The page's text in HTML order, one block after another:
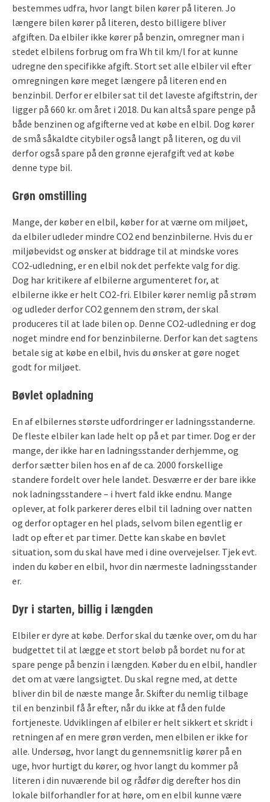
bestemmes udfra, hvor langt bilen kører på literen. Jo
længere bilen kører på literen, desto billigere bliver
afgiften. Da elbiler ikke kører på benzin, omregner man i
stedet elbilens forbrug om fra Wh til km/l for at kunne
udregne den specifikke afgift. Stort set alle elbiler vil efter
omregningen køre meget længere på literen end en
benzinbil. Derfor er elbiler sat til det laveste afgiftstrin, der
ligger på 660 kr. om året i 2018. Du kan altså spare penge på
både benzinen og afgifterne ved at købe en elbil. Dog kører
de små såkaldte citybiler også langt på literen, og du vil
derfor også spare på den grønne ejerafgift ved at købe
denne type bil.
Grøn omstilling
Mange, der køber en elbil, køber for at værne om miljøet,
da elbiler udleder mindre CO2 end benzinbilerne. Hvis du er
miljøbevidst og ønsker at biddrage til at mindske vores
CO2-udledning, er en elbil nok det perfekte valg for dig.
Dog har kritikere af elbilerne argumenteret for, at
elbilerne ikke er helt CO2-fri. Elbiler kører nemlig på strøm
og udleder derfor CO2 gennem den strøm, der skal
produceres til at lade bilen op. Denne CO2-udledning er dog
noget mindre end for benzinbilerne. Derfor kan det sagtens
betale sig at købe en elbil, hvis du ønsker at gøre noget
godt for miljøet.
Bøvlet opladning
En af elbilernes største udfordringer er ladningsstanderne.
De fleste elbiler kan lade helt op på et par timer. Dog er der
mange, der ikke har en ladningsstander derhjemme, og
derfor sætter bilen hos en af de ca. 2000 forskellige
standere fordelt over hele landet. Desværre er der bare ikke
nok ladningsstandere – i hvert fald ikke endnu. Mange
oplever, at folk parkerer deres elbil til ladning over natten
og derfor optager en hel plads, selvom bilen egentlig er
ladt op efter et par timer. Dette kan skabe en bøvlet
situation, som du skal have med i dine overvejelser. Tjek evt.
inden du køber en elbil, hvor din nærmeste ladningsstander
er.
Dyr i starten, billig i længden
Elbiler er dyre at købe. Derfor skal du tænke over, om du har
budgettet til at lægge et stort beløb på bordet nu for at
spare penge på benzin i længden. Køber du en elbil, handler
det om at være langsigtet. Du skal regne med, at dette
bliver din bil de næste mange år. Skifter du nemlig tilbage
til en benzinbil få år efter, når du ikke at få den fulde
fortjeneste. Udviklingen af elbiler er helt sikkert et skridt i
retningen af en mere grøn verden, men elbilen er ikke for
alle. Undersøg, hvor langt du gennemsnitlig kører på en
uge, hvor hurtigt du kører, og hvor langt du kommer på
literen i din nuværende bil og rådfør dig derefter hos din
lokale bilforhandler for at høre, om en elbil kunne være